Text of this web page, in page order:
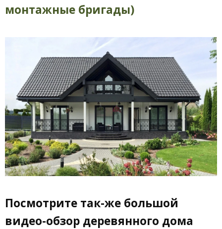
монтажные бригады)
Посмотрите так-же большой
видео-обзор деревянного дома